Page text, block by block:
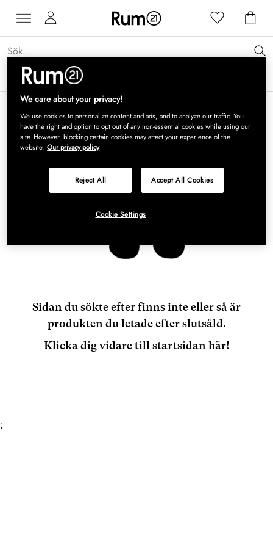
Få 15 % rabatt på Grythyttan Stålmöbler* →
Sidan du sökte efter finns inte eller så är
produkten du letade efter slutsåld.
Klicka dig vidare till startsidan här!
;
We care about your privacy!
We use cookies to personalize content and ads, and to analyze our traffic. You
have the right and option to opt out of any non-essential cookies while using our
site. However, blocking certain cookies may affect your experience of the
website. Our privacy policy
Reject All Accept All Cookies
Cookie Settings